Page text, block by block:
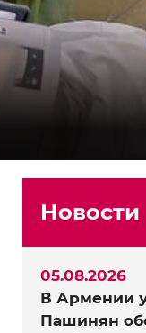
Новости
В Армении
Пашинян
05.08.2026